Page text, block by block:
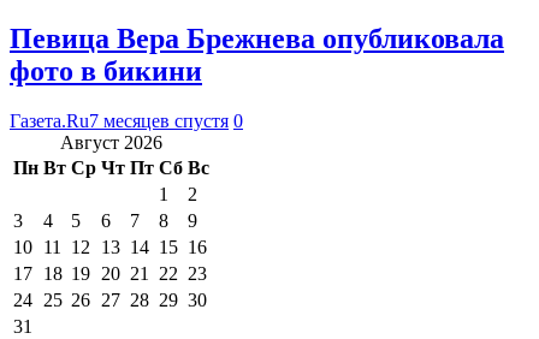
Певица Вера Брежнева опубликовала
фото в бикини
Газета.Ru7 месяцев спустя 0
Август 2026
Пн Вт Ср Чт Пт Сб Вс
1
2
3
4 5 6 7 8
9
10 11 12 13 14 15 16
17 18 19 20 21 22 23
24 25 26 27 28 29 30
31